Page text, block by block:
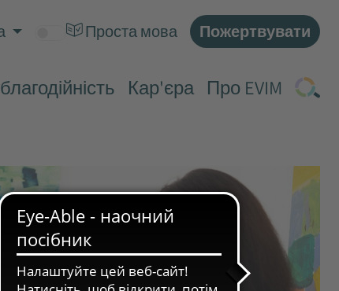
Кар'єра Про EVIM
Проста мова Пожертвувати